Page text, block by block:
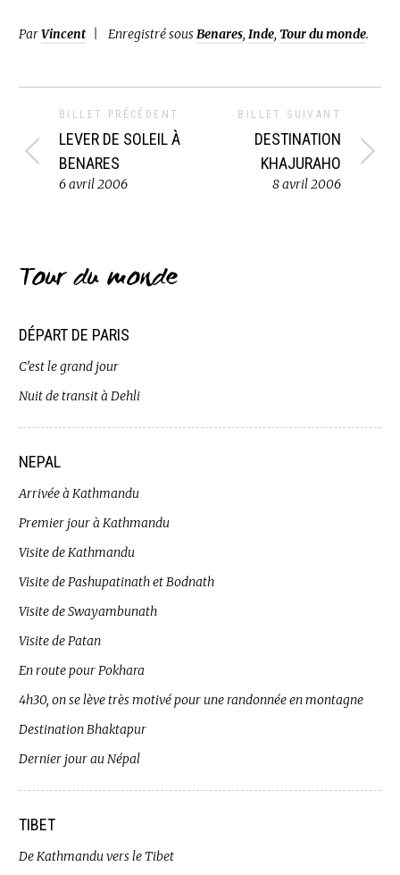
ParVincent Enregistré sousBenares, Inde, Tour du monde.
BILLET PRÉCÉDENT
LEVER DE SOLEIL À
BENARES
6 avril 2006
BILLET SUIVANT
DESTINATION
KHAJURAHO
8 avril 2006
Tour du monde
DÉPART DE PARIS
C’est le grand jour
Nuit de transit à Dehli
NEPAL
Arrivée à Kathmandu
Premier jour à Kathmandu
Visite de Kathmandu
Visite de Pashupatinath et Bodnath
Visite de Swayambunath
Visite de Patan
En route pour Pokhara
4h30, on se lève très motivé pour une randonnée en montagne
Destination Bhaktapur
Dernier jour au Népal
TIBET
De Kathmandu vers le Tibet